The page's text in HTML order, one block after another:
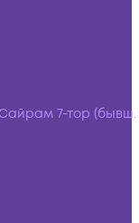
7-тор (бывш.